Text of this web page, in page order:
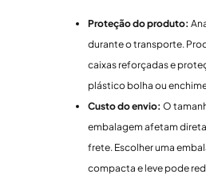
Proteção do produto:
durante o transporte.
caixas reforçadas e
plástico bolha ou
Custo do envio: O
embalagem afetam
frete. Escolher uma
compacta e leve pode